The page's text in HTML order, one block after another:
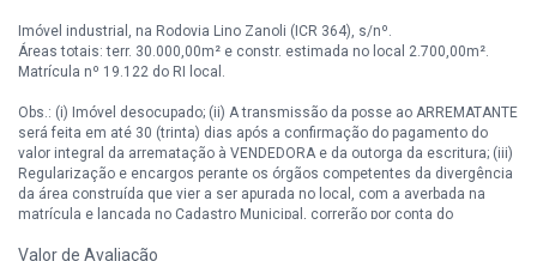
Imóvel industrial, na Rodovia Lino Zanoli (ICR 364), s/nº.
Áreas totais: terr. 30.000,00m² e constr. estimada no local 2.700,00m².
Matrícula nº 19.122 do RI local.
Obs.: (i) Imóvel desocupado; (ii) A transmissão da posse ao ARREMATANTE
será feita em até 30 (trinta) dias após a confirmação do pagamento do
valor integral da arrematação à VENDEDORA e da outorga da escritura; (iii)
Regularização e encargos perante os órgãos competentes da divergência
da área construída que vier a ser apurada no local, com a averbada na
matrícula e lançada no Cadastro Municipal, correrão por conta do
Valor de Avaliação